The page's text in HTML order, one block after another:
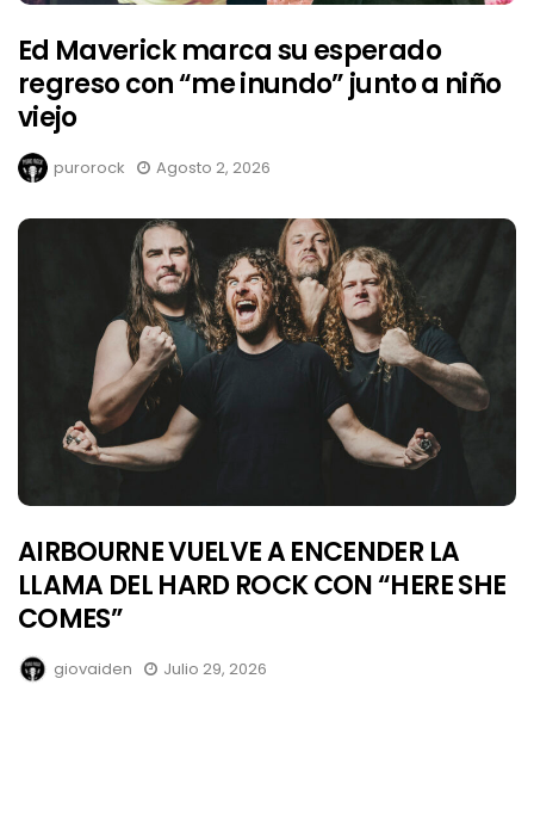
Ed Maverick marca su esperado
regreso con “me inundo” junto a niño
viejo
purorock Agosto 2, 2026
AIRBOURNE VUELVE A ENCENDER LA
LLAMA DEL HARD ROCK CON “HERE SHE
COMES”
giovaiden Julio 29, 2026